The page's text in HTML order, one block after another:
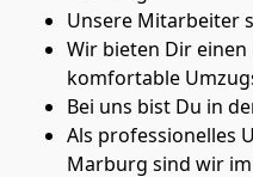
Unsere Mitarbeiter
Wir bieten Dir einen
komfortable
Bei uns bist Du in
Als professionelles
Marburg sind wir im